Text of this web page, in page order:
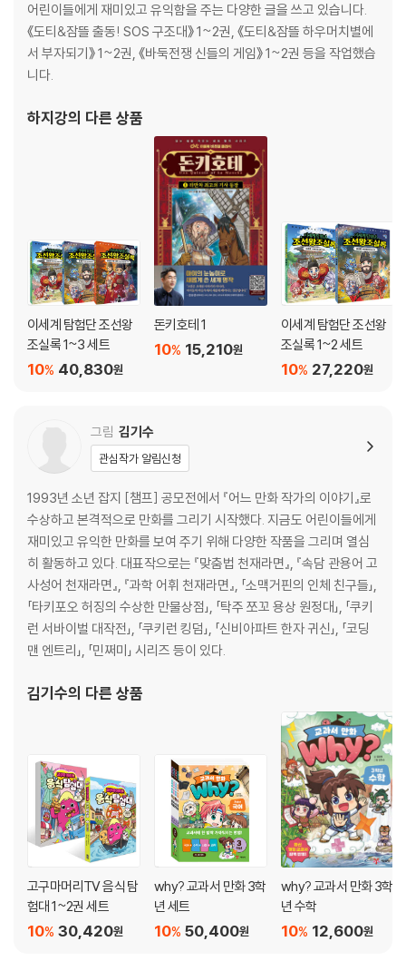
어린이들에게 재미있고 유익함을 주는 다양한 글을 쓰고 있습니다.
《도티&잠뜰 출동! SOS 구조대》 1~2권, 《도티&잠뜰 하우머치별에
서 부자되기》 1~2권, 《바둑전쟁 신들의 게임》 1~2권 등을 작업했습
니다.
하지강의 다른 상품
이세계 탐험단 조선왕
조실록 1~3 세트
40,830원
10%
돈키호테 1
15,210원
10%
이세계 탐험단 조선왕
조실록 1~2 세트
27,220원
10%
그림 김기수
관심작가 알림신청
1993년 소년 잡지 [챔프] 공모전에서 『어느 만화 작가의 이야기』로
수상하고 본격적으로 만화를 그리기 시작했다. 지금도 어린이들에게
재미있고 유익한 만화를 보여 주기 위해 다양한 작품을 그리며 열심
히 활동하고 있다. 대표작으로는 『맞춤법 천재라면』, 『속담 관용어 고
사성어 천재라면』, 『과학 어휘 천재라면』, 「소맥거핀의 인체 친구들」,
「타키포오 허징의 수상한 만물상점」, 「탁주 쪼꼬 용상 원정대」, 「쿠키
런 서바이벌 대작전」, 「쿠키런 킹덤」, 「신비아파트 한자 귀신」, 「코딩
맨 엔트리」, 「민쩌미」 시리즈 등이 있다.
김기수의 다른 상품
고구마머리TV 음식 탐
험대 1~2권 세트
30,420원
10%
why? 교과서 만화 3학
년 세트
50,400원
10%
why? 교과서 만화 3학
년 수학
12,600원
10%